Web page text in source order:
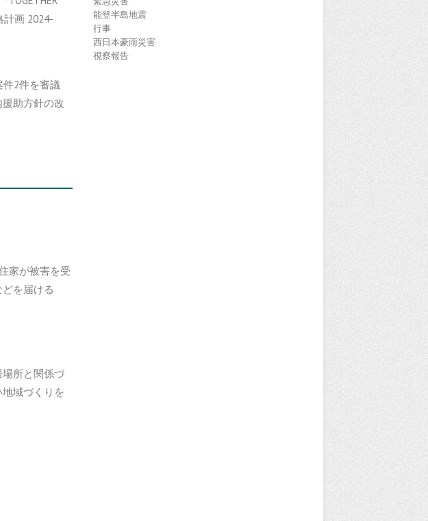
計画 2024-
2件を審議
助方針の改
家が被害を受
を届ける
所と関係づ
域づくりを
能登半島地震
行事
西日本豪雨災害
視察報告